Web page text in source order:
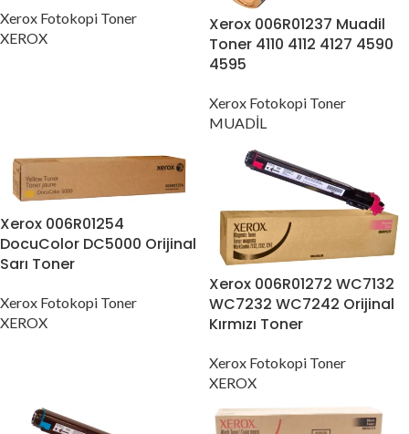
Xerox Fotokopi Toner
XEROX
Xerox 006R01237 Muadil
Toner 4110 4112 4127 4590
4595
Xerox Fotokopi Toner
MUADİL
Xerox 006R01254
DocuColor DC5000 Orijinal
Sarı Toner
Xerox Fotokopi Toner
XEROX
Xerox 006R01272 WC7132
WC7232 WC7242 Orijinal
Kırmızı Toner
Xerox Fotokopi Toner
XEROX